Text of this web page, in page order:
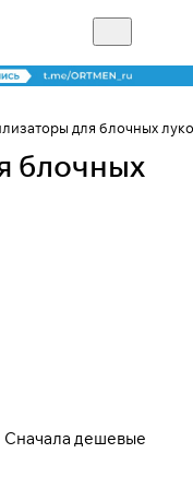
для блочных
блочных
Сначала дешевые